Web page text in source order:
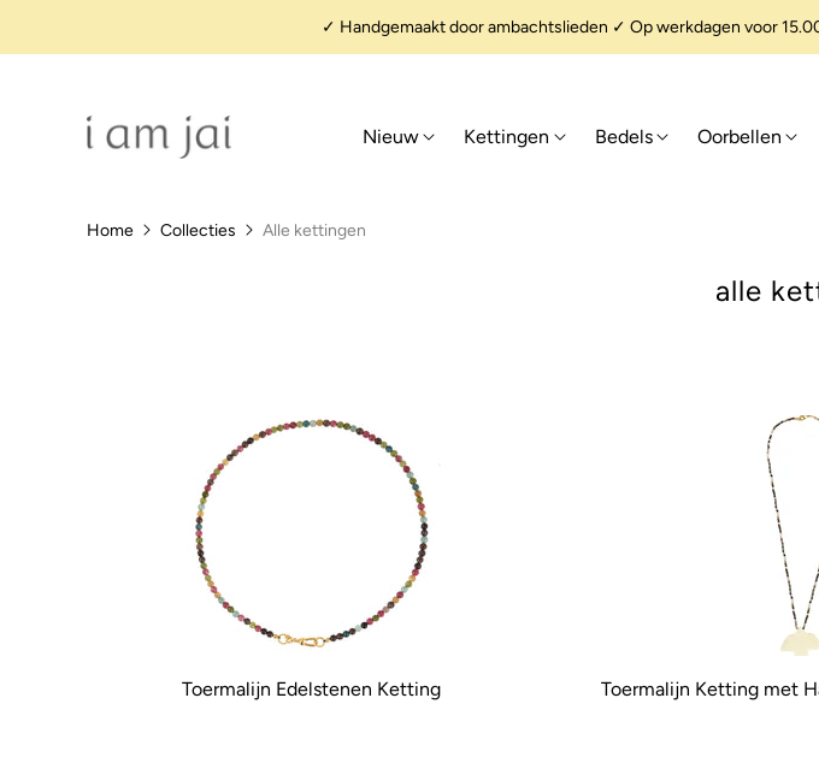
✓ Handgemaakt door ambachtslieden ✓ Op werkdagen voor
Nieuw Kettingen Bedels Oorbellen
Home Collecties Alle kettingen
alle
Toermalijn Edelstenen Ketting Toermalijn Ketting met